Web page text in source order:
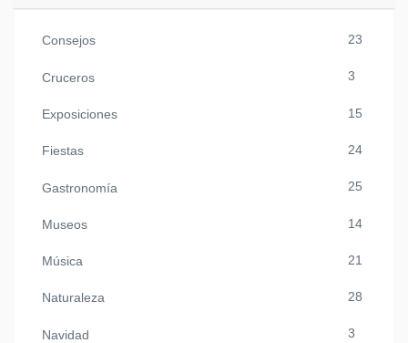
Consejos 23
Cruceros 3
Exposiciones 15
Fiestas 24
Gastronomía 25
Museos 14
Música 21
Naturaleza 28
Navidad 3